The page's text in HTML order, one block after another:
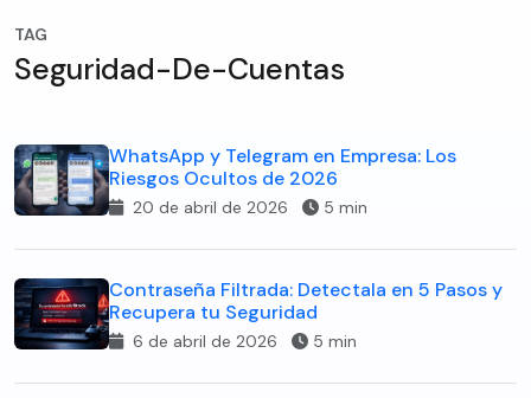
TAG
Seguridad-De-Cuentas
WhatsApp y Telegram en Empresa: Los
Riesgos Ocultos de 2026
20 de abril de 2026 5 min
Contraseña Filtrada: Detectala en 5 Pasos y
Recupera tu Seguridad
6 de abril de 2026 5 min